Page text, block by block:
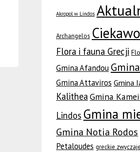
Akropol w Lindos
Archangelos
Flora i fauna Grecji
Gmina Afandou
Gmina Attaviros Gmina
KalitheaGmina
Lindos Gmina
Gmina Notia Rodos
Petaloudes greckie zwyczaje